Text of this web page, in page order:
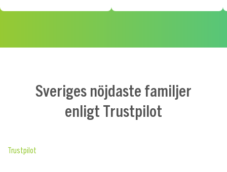
Sveriges nöjdaste familjer
enligt Trustpilot
Trustpilot